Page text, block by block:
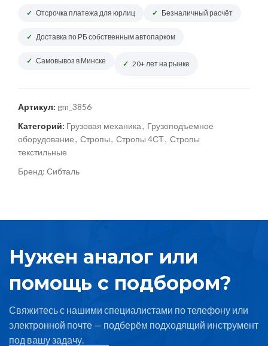
Отсрочка платежа для юрлиц Безналичный расчёт
Доставка по РБ собственным автопарком
Самовывоз в Минске 20+ лет на рынке
Артикул: gm_3856
Категорий: Грузовая механика, Грузоподъемное
оборудование, Стропы, Стропы 4СТ, Стропы
текстильные
Бренд: Сибталь
Нужен аналог или
помощь с подбором?
Свяжитесь с нашими специалистами по телефону или
электронной почте — подберём подходящий инструмент
под вашу задачу.